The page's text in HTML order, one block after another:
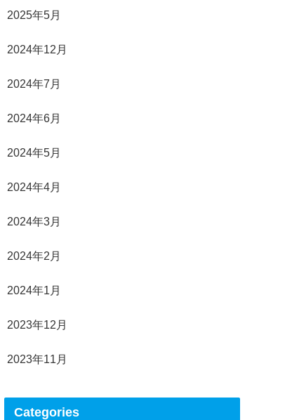
2025年5月
2024年12月
2024年7月
2024年6月
2024年5月
2024年4月
2024年3月
2024年2月
2024年1月
2023年12月
2023年11月
Categories